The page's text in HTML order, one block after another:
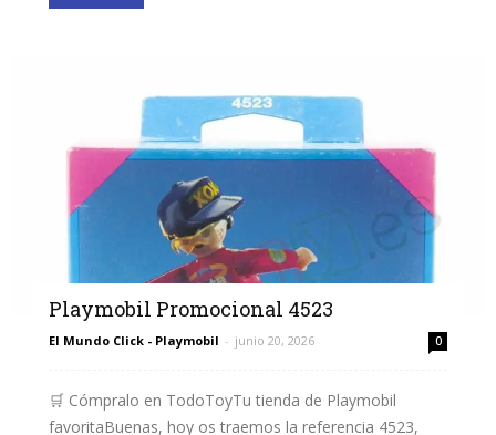
Playmobil Promocional 4523
El Mundo Click - Playmobil - junio 20, 2026 0
🛒 Cómpralo en TodoToyTu tienda de Playmobil
favoritaBuenas, hoy os traemos la referencia 4523,